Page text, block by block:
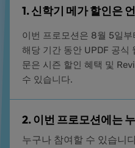
1. 신학기 메가 할인은
이번 프로모션은 8월 5일
해당 기간 동안 UPDF 공식
문은 시즌 할인 혜택 및
수 있습니다.
2. 이번 프로모션에는
누구나 참여할 수 있습니